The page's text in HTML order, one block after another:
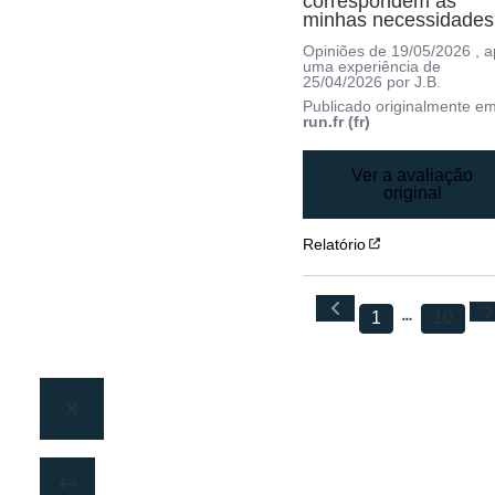
minhas
Opiniões de 19/05/2026 ,
uma experiência de
25/04/2026 porJ.B.
Publicado originalmente
run.fr (fr)
Ver a avaliação
original
Relatório
1 10